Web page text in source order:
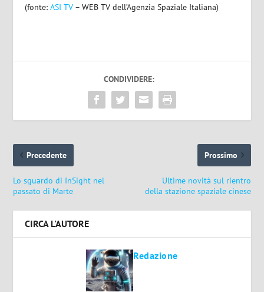
(fonte:ASI TV – WEB TV dell’Agenzia Spaziale Italiana)
CONDIVIDERE:
Precedente
Lo sguardo di InSight nel
passato di Marte
Prossimo
Ultime novità sul rientro
della stazione spaziale cinese
CIRCA L'AUTORE
Redazione